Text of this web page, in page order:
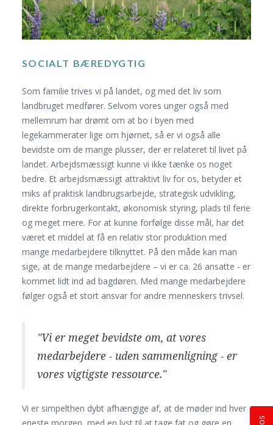
SOCIALT BÆREDYGTIG
Som familie trives vi på landet, og med det liv som
landbruget medfører. Selvom vores unger også med
mellemrum har drømt om at bo i byen med
legekammerater lige om hjørnet, så er vi også alle
bevidste om de mange plusser, der er relateret til livet på
landet. Arbejdsmæssigt kunne vi ikke tænke os noget
bedre. Et arbejdsmæssigt attraktivt liv for os, betyder et
miks af praktisk landbrugsarbejde, strategisk udvikling,
direkte forbrugerkontakt, økonomisk styring, plads til ferie
og meget mere. For at kunne forfølge disse mål, har det
været et middel at få en relativ stor produktion med
mange medarbejdere tilknyttet. På den måde kan man
sige, at de mange medarbejdere – vi er ca. 26 ansatte - er
kommet lidt ind ad bagdøren. Med mange medarbejdere
følger også et stort ansvar for andre menneskers trivsel.
"Vi er meget bevidste om, at vores
medarbejdere - uden sammenligning - er
vores vigtigste ressource."
Vi er simpelthen dybt afhængige af, at de møder ind hver